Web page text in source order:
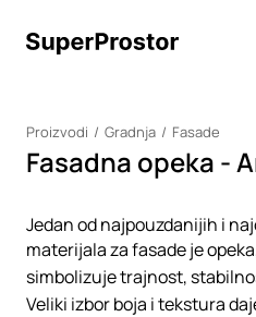
Proizvodi Gradnja Fasade
Fasadna opeka -
Jedan od najpouzdanijih i
materijala za fasade je
simbolizuje trajnost,
Veliki izbor boja i tekstura